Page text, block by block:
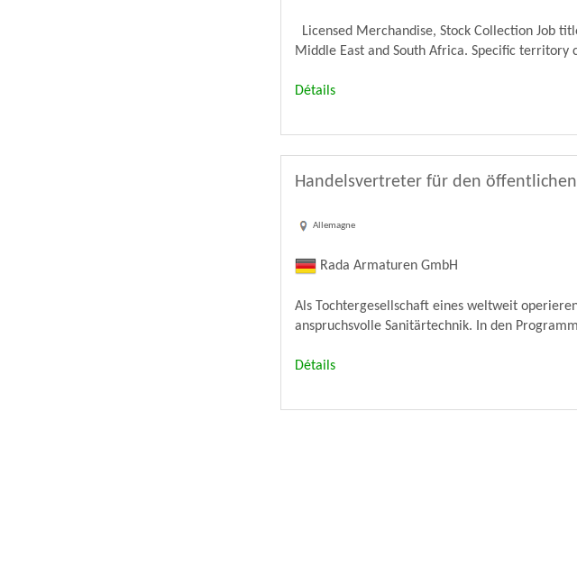
Licensed Merchandise, Stock Collection Job
Middle East and South Africa. Specific
Détails
Handelsvertreter für den
Allemagne
Rada Armaturen GmbH
Als Tochtergesellschaft eines weltweit
anspruchsvolle Sanitärtechnik. In den
Détails